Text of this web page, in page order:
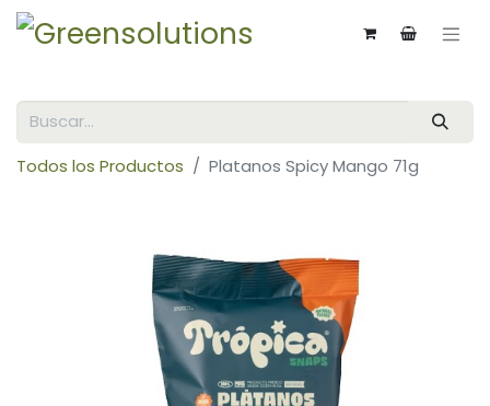
Todos los Productos Platanos Spicy Mango 71g